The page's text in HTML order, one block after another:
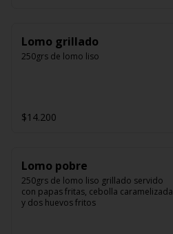
Lomo grillado
250grs de lomo liso
$14.200
Lomo pobre
250grs de lomo liso grillado servido
con papas fritas, cebolla caramelizada
y dos huevos fritos